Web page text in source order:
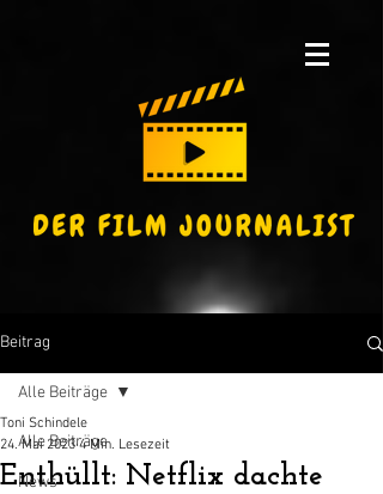
Beitrag
Alle Beiträge
News
Alle Beiträge
Enthüllt: Netflix dachte
Toni Schindele
24. Mai 2023 4 Min. Lesezeit